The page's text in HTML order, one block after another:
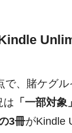
で、賭ケグ
は 「一部対象」
3冊がKindle